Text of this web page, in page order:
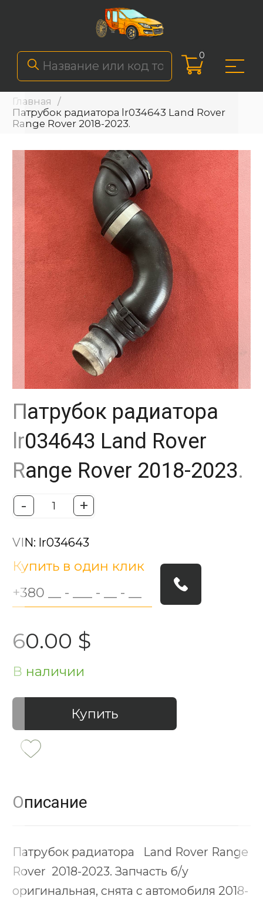
0
Главная
Патрубок радиатора lr034643 Land Rover
Range Rover 2018-2023.
Патрубок радиатора
lr034643 Land Rover
Range Rover 2018-2023.
- +
VIN: lr034643
60.00 $
В наличии
Купить в один клик
Купить
Описание
Патрубок радиатора Land Rover Range
Rover 2018-2023. Запчасть б/у
оригинальная, снята с автомобиля 2018-